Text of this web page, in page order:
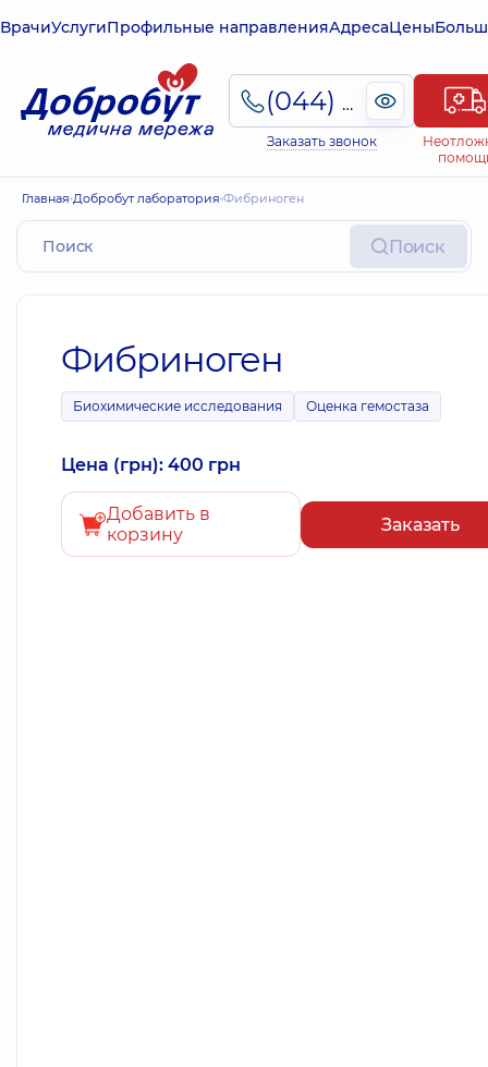
ВрачиУслугиПрофильные направленияАдресаЦены
(044) 495-2-888
Заказать звонок
Главная Добробут лаборатория Фибриноген
Поиск
Фибриноген
Биохимические исследования Оценка гемостаза
Цена (грн): 400 грн
Добавить в
корзину
Заказать